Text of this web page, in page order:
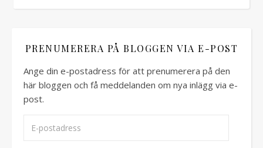
PRENUMERERA PÅ BLOGGEN VIA E-POST
Ange din e-postadress för att prenumerera på den
här bloggen och få meddelanden om nya inlägg via e-
post.